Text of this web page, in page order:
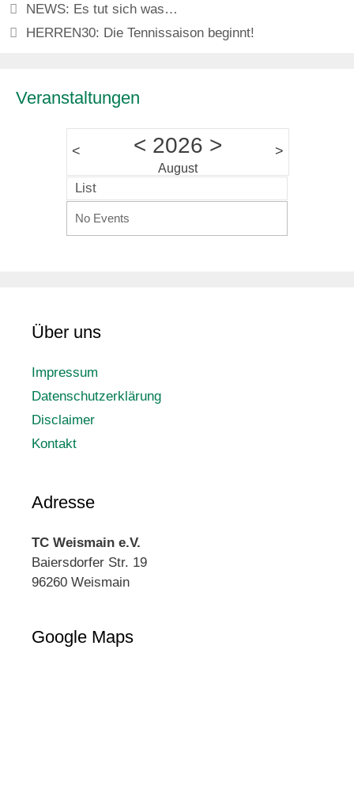
NEWS: Es tut sich was…
HERREN30: Die Tennissaison beginnt!
Veranstaltungen
< < 2026 >
August
>
List
No Events
Über uns
Impressum
Datenschutzerklärung
Disclaimer
Kontakt
Adresse
TC Weismain e.V.
Baiersdorfer Str. 19
96260 Weismain
Google Maps